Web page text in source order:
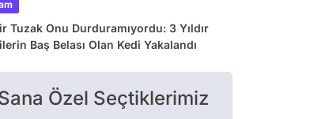
Tuzak Onu Durduramıyordu: 3 Yıldır
Baş Belası Olan Kedi Yakalandı
Özel Seçtiklerimiz